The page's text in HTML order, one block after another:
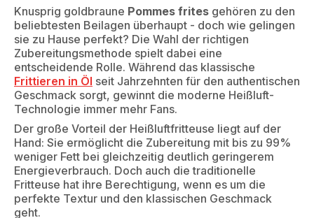
Knusprig goldbraune Pommes frites gehören zu den
beliebtesten Beilagen überhaupt - doch wie gelingen
sie zu Hause perfekt? Die Wahl der richtigen
Zubereitungsmethode spielt dabei eine
entscheidende Rolle. Während das klassische
Frittieren in Öl seit Jahrzehnten für den authentischen
Geschmack sorgt, gewinnt die moderne Heißluft-
Technologie immer mehr Fans.
Der große Vorteil der Heißluftfritteuse liegt auf der
Hand: Sie ermöglicht die Zubereitung mit bis zu 99%
weniger Fett bei gleichzeitig deutlich geringerem
Energieverbrauch. Doch auch die traditionelle
Fritteuse hat ihre Berechtigung, wenn es um die
perfekte Textur und den klassischen Geschmack
geht.